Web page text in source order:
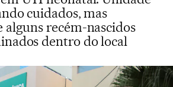
cuidados, mas
alguns recém-nascidos
dentro do local